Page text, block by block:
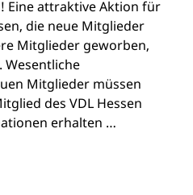
Eine attraktive Aktion für
die neue Mitglieder
Mitglieder geworben,
Mitglieder müssen
des VDL Hessen
erhalten …